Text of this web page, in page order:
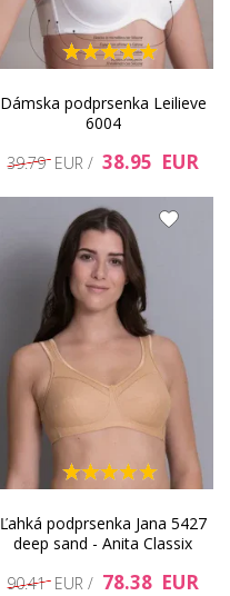
Dámska podprsenka Leilieve
6004
39.79 EUR / 38.95 EUR
Ľahká podprsenka Jana 5427
deep sand - Anita Classix
90.41 EUR / 78.38 EUR